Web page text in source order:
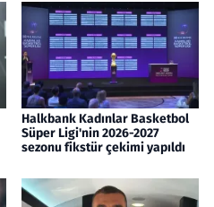
Halkbank Kadınlar Basketbol
Süper Ligi'nin 2026-2027
sezonu fikstür çekimi yapıldı